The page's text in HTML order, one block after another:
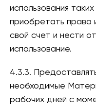
использования
приобретать права
свой счет и нести
использование.
4.3.3.
необходимые
рабочих дней с